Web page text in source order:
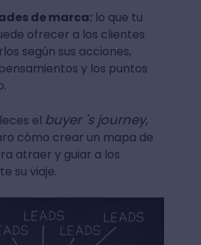
de marca:lo que tu
ofrecer a los clientes
según sus acciones,
y los puntos
el buyer 's journey,
cómo crear un mapa de
atraer y guiar a los
su viaje.